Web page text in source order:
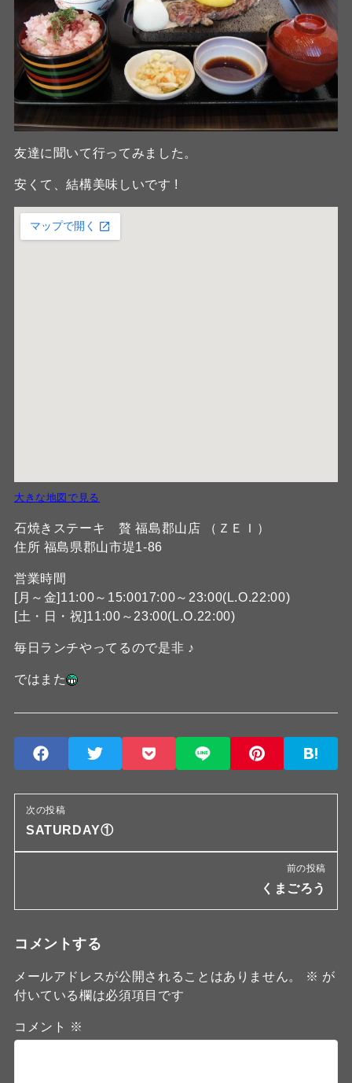
友達に聞いて行ってみました。
安くて、結構美味しいです !
大きな地図で見る
石焼きステーキ 贅 福島郡山店 （ＺＥＩ）
住所 福島県郡山市堤1-86
営業時間
[月～金]11:00～15:0017:00～23:00(L.O.22:00)
[土・日・祝]11:00～23:00(L.O.22:00)
毎日ランチやってるので是非 ♪
ではまた
次の投稿
SATURDAY①
前の投稿
くまごろう
コメントする
メールアドレスが公開されることはありません。 ※ が
付いている欄は必須項目です
コメント ※